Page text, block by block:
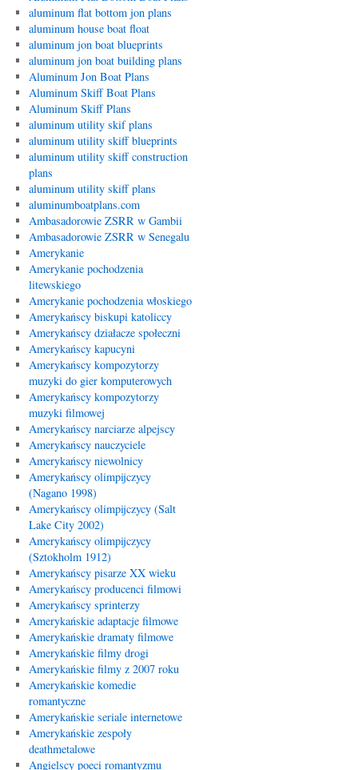
aluminum flat bottom jon plans
aluminum house boat float
aluminum jon boat blueprints
aluminum jon boat building plans
Aluminum Jon Boat Plans
Aluminum Skiff Boat Plans
Aluminum Skiff Plans
aluminum utility skif plans
aluminum utility skiff blueprints
aluminum utility skiff construction
plans
aluminum utility skiff plans
aluminumboatplans.com
Ambasadorowie ZSRR w Gambii
Ambasadorowie ZSRR w Senegalu
Amerykanie
Amerykanie pochodzenia
litewskiego
Amerykanie pochodzenia włoskiego
Amerykańscy biskupi katoliccy
Amerykańscy działacze społeczni
Amerykańscy kapucyni
Amerykańscy kompozytorzy
muzyki do gier komputerowych
Amerykańscy kompozytorzy
muzyki filmowej
Amerykańscy narciarze alpejscy
Amerykańscy nauczyciele
Amerykańscy niewolnicy
Amerykańscy olimpijczycy
(Nagano 1998)
Amerykańscy olimpijczycy (Salt
Lake City 2002)
Amerykańscy olimpijczycy
(Sztokholm 1912)
Amerykańscy pisarze XX wieku
Amerykańscy producenci filmowi
Amerykańscy sprinterzy
Amerykańskie adaptacje filmowe
Amerykańskie dramaty filmowe
Amerykańskie filmy drogi
Amerykańskie filmy z 2007 roku
Amerykańskie komedie
romantyczne
Amerykańskie seriale internetowe
Amerykańskie zespoły
deathmetalowe
Angielscy poeci romantyzmu